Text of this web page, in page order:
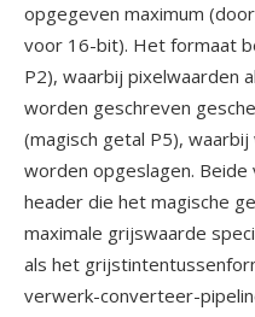
opgegeven maximum
voor 16-bit). Het formaat
P2), waarbij pixelwaarden
worden geschreven
(magisch getal P5),
worden opgeslagen.
header die het magische
maximale grijswaarde
als het
verwerk-converteer-